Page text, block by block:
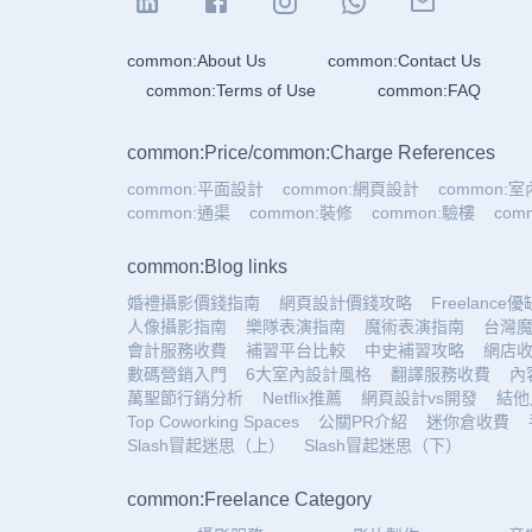
common:About Us
common:Contact Us
common:Terms of Use
common:FAQ
common:Price/common:Charge References
common:平面設計 common:網頁設計
common:室
common:通渠
common:裝修 common:驗樓
common:Blog links
婚禮攝影價錢指南 網頁設計價錢攻略
Freelance優
人像攝影指南
樂隊表演指南 魔術表演指南
台灣
會計服務收費
補習平台比較 中史補習攻略
網店
數碼營銷入門
6大室內設計風格 翻譯服務收費
內
萬聖節行銷分析
Netflix推薦 網頁設計vs開發
結
Top Coworking Spaces
公關PR介紹 迷你倉收費
Slash冒起迷思（上）
Slash冒起迷思（下）
common:Freelance Category